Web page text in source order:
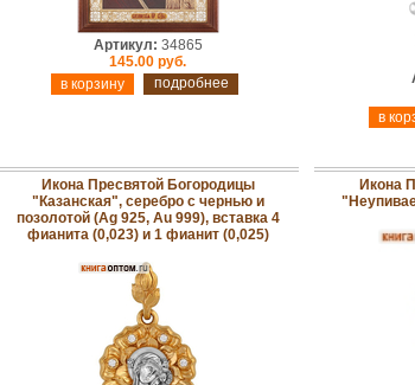
Артикул: 34865
145.00 руб.
подробнее
Икона Пресвятой Богородицы
"Казанская", серебро с чернью и
позолотой (Ag 925, Au 999), вставка 4
фианита (0,023) и 1 фианит (0,025)
Икона